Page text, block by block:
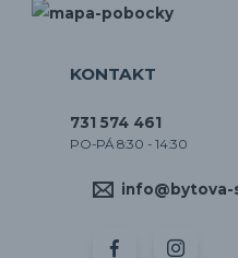
KONTAKT
731 574 461
PO-PÁ 8:30 - 14:30
info@bytova-